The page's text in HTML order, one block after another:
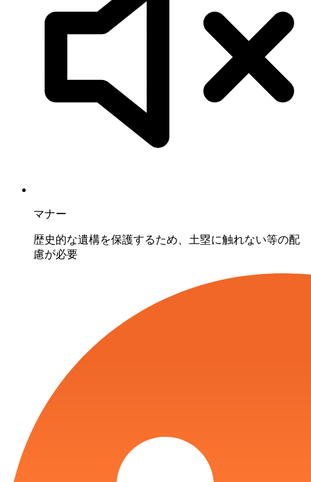
マナー
歴史的な遺構を保護するため、土塁に触れない等の配
慮が必要